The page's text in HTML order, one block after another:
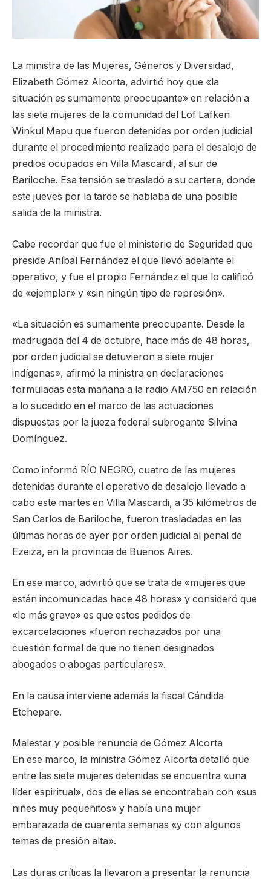
La ministra de las Mujeres, Géneros y Diversidad,
Elizabeth Gómez Alcorta, advirtió hoy que «la
situación es sumamente preocupante» en relación a
las siete mujeres de la comunidad del Lof Lafken
Winkul Mapu que fueron detenidas por orden judicial
durante el procedimiento realizado para el desalojo de
predios ocupados en Villa Mascardi, al sur de
Bariloche. Esa tensión se trasladó a su cartera, donde
este jueves por la tarde se hablaba de una posible
salida de la ministra.
Cabe recordar que fue el ministerio de Seguridad que
preside Aníbal Fernández el que llevó adelante el
operativo, y fue el propio Fernández el que lo calificó
de «ejemplar» y «sin ningún tipo de represión».
«La situación es sumamente preocupante. Desde la
madrugada del 4 de octubre, hace más de 48 horas,
por orden judicial se detuvieron a siete mujer
indígenas», afirmó la ministra en declaraciones
formuladas esta mañana a la radio AM750 en relación
a lo sucedido en el marco de las actuaciones
dispuestas por la jueza federal subrogante Silvina
Domínguez.
Como informó RÍO NEGRO, cuatro de las mujeres
detenidas durante el operativo de desalojo llevado a
cabo este martes en Villa Mascardi, a 35 kilómetros de
San Carlos de Bariloche, fueron trasladadas en las
últimas horas de ayer por orden judicial al penal de
Ezeiza, en la provincia de Buenos Aires.
En ese marco, advirtió que se trata de «mujeres que
están incomunicadas hace 48 horas» y consideró que
«lo más grave» es que estos pedidos de
excarcelaciones «fueron rechazados por una
cuestión formal de que no tienen designados
abogados o abogas particulares».
En la causa interviene además la fiscal Cándida
Etchepare.
Malestar y posible renuncia de Gómez Alcorta
En ese marco, la ministra Gómez Alcorta detalló que
entre las siete mujeres detenidas se encuentra «una
líder espiritual», dos de ellas se encontraban con «sus
niñes muy pequeñitos» y había una mujer
embarazada de cuarenta semanas «y con algunos
temas de presión alta».
Las duras críticas la llevaron a presentar la renuncia